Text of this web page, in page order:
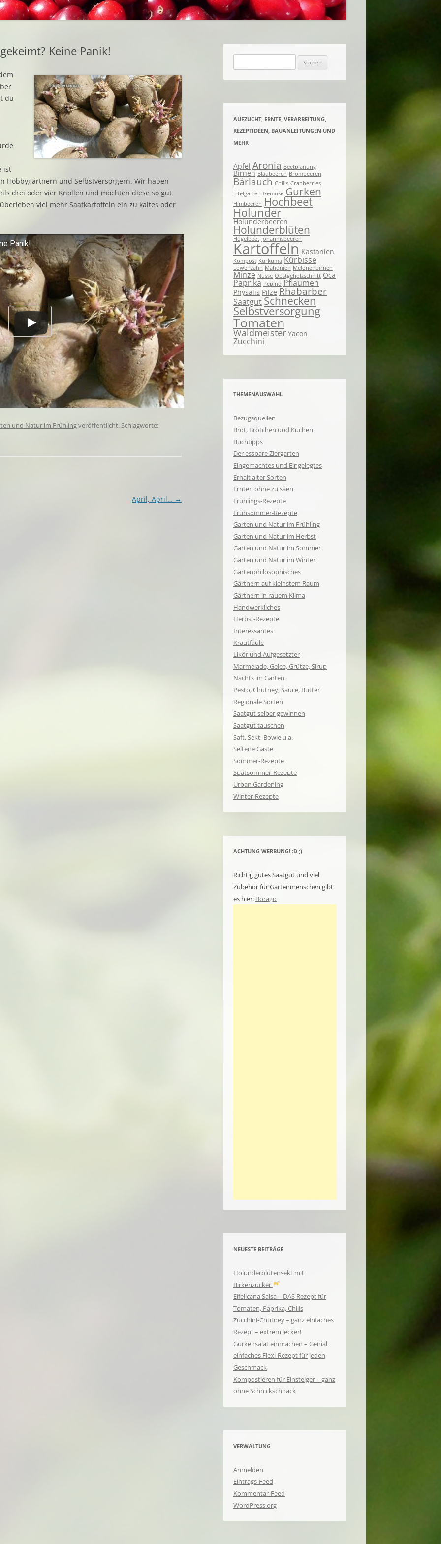
BEZUGSQUELLEN
URBAN GARDENING
EINGEMACHTES UND EINGELEGTES
Keine Panik!
du
ist
Hobbygärtnern und Selbstversorgern. Wir haben
drei oder vier Knollen und möchten diese so gut
viel mehr Saatkartoffeln ein zu kaltes oder
Panik!
und Natur im Frühlingveröffentlicht. Schlagworte:
April, April… →
nach:
AUFZUCHT, ERNTE, VERARBEITUNG,
REZEPTIDEEN, BAUANLEITUNGEN UND
MEHR
Apfel Aronia Beetplanung
Birnen Blaubeeren Brombeeren
Bärlauch Chilis Cranberries
Eifelgarten Gemüse Gurken
Himbeeren Hochbeet
Holunder
Holunderbeeren
Holunderblüten
Hügelbeet Johannisbeeren
Kartoffeln Kastanien
Kompost Kurkuma Kürbisse
Löwenzahn Mahonien Melonenbirnen
Minze Nüsse Obstgehölzschnitt Oca
Paprika Pepino Pflaumen
Physalis Pilze Rhabarber
Saatgut Schnecken
Selbstversorgung
Tomaten
Waldmeister Yacon
Zucchini
THEMENAUSWAHL
Bezugsquellen
Brot, Brötchen und Kuchen
Buchtipps
Der essbare Ziergarten
Eingemachtes und Eingelegtes
Erhalt alter Sorten
Ernten ohne zu säen
Frühlings-Rezepte
Frühsommer-Rezepte
Garten und Natur im Frühling
Garten und Natur im Herbst
Garten und Natur im Sommer
Garten und Natur im Winter
Gartenphilosophisches
Gärtnern auf kleinstem Raum
Gärtnern in rauem Klima
Handwerkliches
Herbst-Rezepte
Interessantes
Krautfäule
Likör und Aufgesetzter
Marmelade, Gelee, Grütze, Sirup
Nachts im Garten
Pesto, Chutney, Sauce, Butter
Regionale Sorten
Saatgut selber gewinnen
Saatgut tauschen
Saft, Sekt, Bowle u.a.
Seltene Gäste
Sommer-Rezepte
Spätsommer-Rezepte
Urban Gardening
Winter-Rezepte
ACHTUNG WERBUNG! :D ;)
Richtig gutes Saatgut und viel
Zubehör für Gartenmenschen gibt
es hier: Borago
NEUESTE BEITRÄGE
Holunderblütensekt mit
Birkenzucker
Eifelicana Salsa – DAS Rezept für
Tomaten, Paprika, Chilis
Zucchini-Chutney – ganz einfaches
Rezept – extrem lecker!
Gurkensalat einmachen – Genial
einfaches Flexi-Rezept für jeden
Geschmack
Kompostieren für Einsteiger – ganz
ohne Schnickschnack
VERWALTUNG
Anmelden
Eintrags-Feed
Kommentar-Feed
WordPress.org